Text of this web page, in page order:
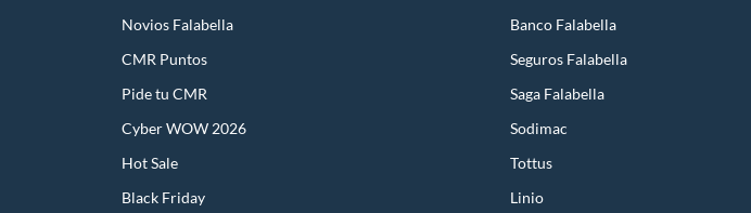
Novios Falabella
CMR Puntos
Pide tu CMR
Cyber WOW 2026
Hot Sale
Black Friday
Banco Falabella
Seguros Falabella
Saga Falabella
Sodimac
Tottus
Linio